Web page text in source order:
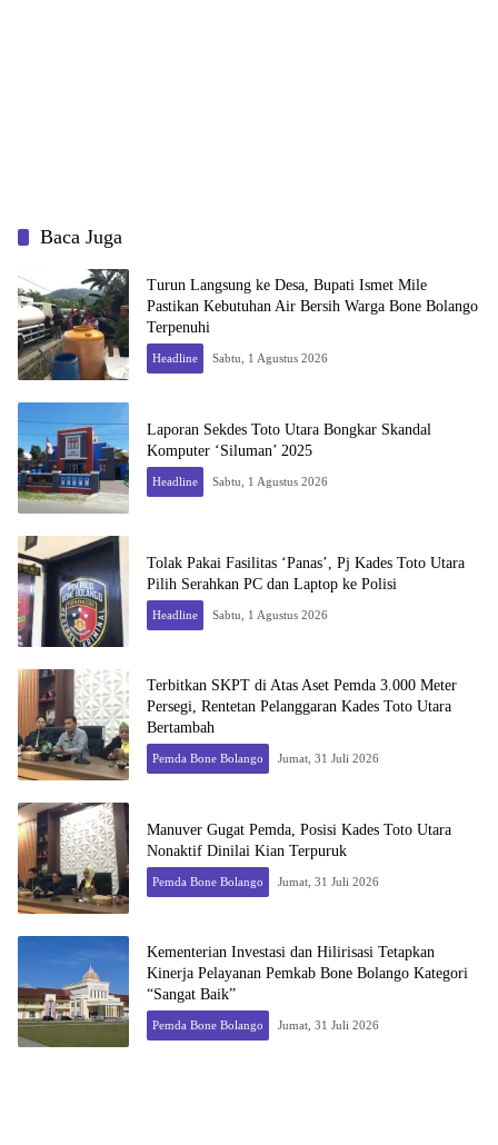
Baca Juga
Turun Langsung ke Desa, Bupati Ismet Mile
Pastikan Kebutuhan Air Bersih Warga Bone Bolango
Terpenuhi
Headline Sabtu, 1 Agustus 2026
Laporan Sekdes Toto Utara Bongkar Skandal
Komputer ‘Siluman’ 2025
Headline Sabtu, 1 Agustus 2026
Tolak Pakai Fasilitas ‘Panas’, Pj Kades Toto Utara
Pilih Serahkan PC dan Laptop ke Polisi
Headline Sabtu, 1 Agustus 2026
Terbitkan SKPT di Atas Aset Pemda 3.000 Meter
Persegi, Rentetan Pelanggaran Kades Toto Utara
Bertambah
Pemda Bone Bolango Jumat, 31 Juli 2026
Manuver Gugat Pemda, Posisi Kades Toto Utara
Nonaktif Dinilai Kian Terpuruk
Pemda Bone Bolango Jumat, 31 Juli 2026
Kementerian Investasi dan Hilirisasi Tetapkan
Kinerja Pelayanan Pemkab Bone Bolango Kategori
“Sangat Baik”
Pemda Bone Bolango Jumat, 31 Juli 2026